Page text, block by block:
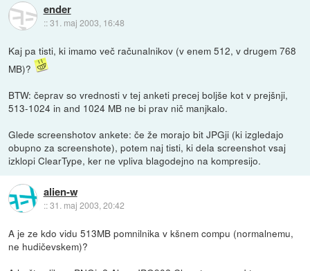
ender
::31. maj 2003, 16:48
Kaj pa tisti, ki imamo več računalnikov (v enem 512, v drugem 768
MB)?
BTW: čeprav so vrednosti v tej anketi precej boljše kot v prejšnji,
513-1024 in and 1024 MB ne bi prav nič manjkalo.
Glede screenshotov ankete: če že morajo bit JPGji (ki izgledajo
obupno za screenshote), potem naj tisti, ki dela screenshot vsaj
izklopi ClearType, ker ne vpliva blagodejno na kompresijo.
alien-w
::31. maj 2003, 20:42
A je ze kdo vidu 513MB pomnilnika v kšnem compu (normalnemu,
ne hudičevskem)?